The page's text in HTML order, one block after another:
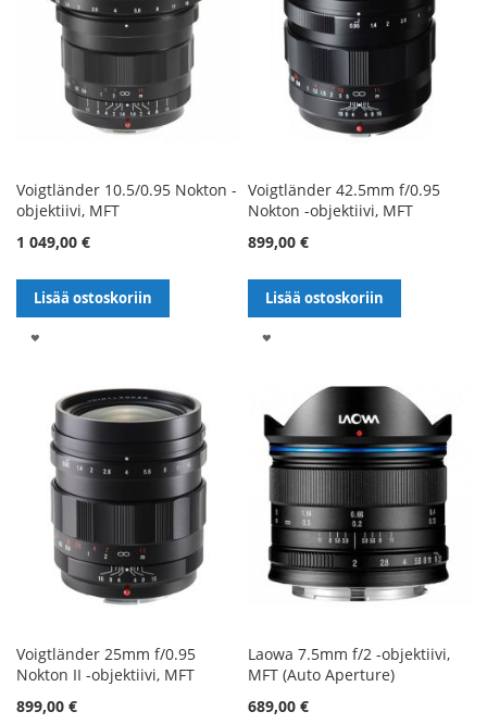
Voigtländer 10.5/0.95 Nokton -
objektiivi, MFT
1 049,00 €
Lisää ostoskoriin
Voigtländer 42.5mm f/0.95
Nokton -objektiivi, MFT
899,00 €
Lisää ostoskoriin
Voigtländer 25mm f/0.95
Nokton II -objektiivi, MFT
899,00 €
Laowa 7.5mm f/2 -objektiivi,
MFT (Auto Aperture)
689,00 €